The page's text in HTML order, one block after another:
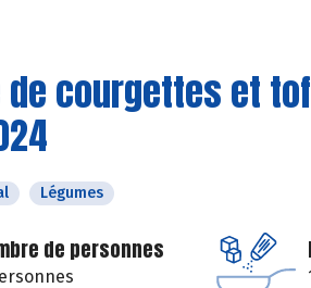
de courgettes et
Légumes
de personnes